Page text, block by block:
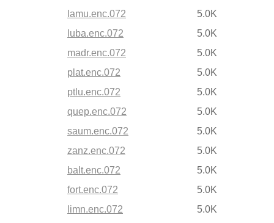
lamu.enc.072
5.0K
luba.enc.072
5.0K
madr.enc.072
5.0K
plat.enc.072
5.0K
ptlu.enc.072
5.0K
quep.enc.072
5.0K
saum.enc.072
5.0K
zanz.enc.072
5.0K
balt.enc.072
5.0K
fort.enc.072
5.0K
limn.enc.072
5.0K